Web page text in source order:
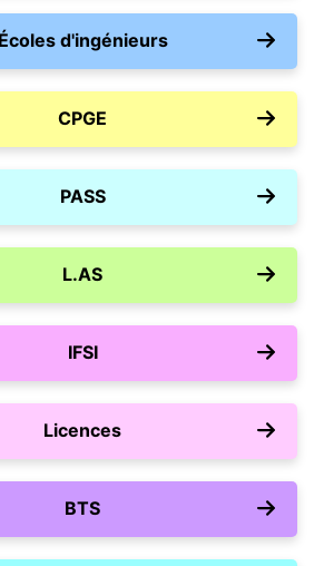
Écoles d'ingénieurs
CPGE
PASS
L.AS
IFSI
Licences
BTS